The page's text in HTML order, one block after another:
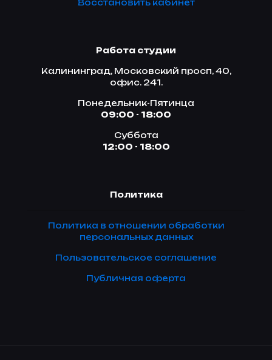
Восстановить кабинет
Работа студии
Калининград, Московский просп, 40,
офис. 241.
Понедельник-Пятинца
09:00 - 18:00
Суббота
12:00 - 18:00
Политика
Политика в отношении обработки
персональных данных
Пользовательское соглашение
Публичная оферта